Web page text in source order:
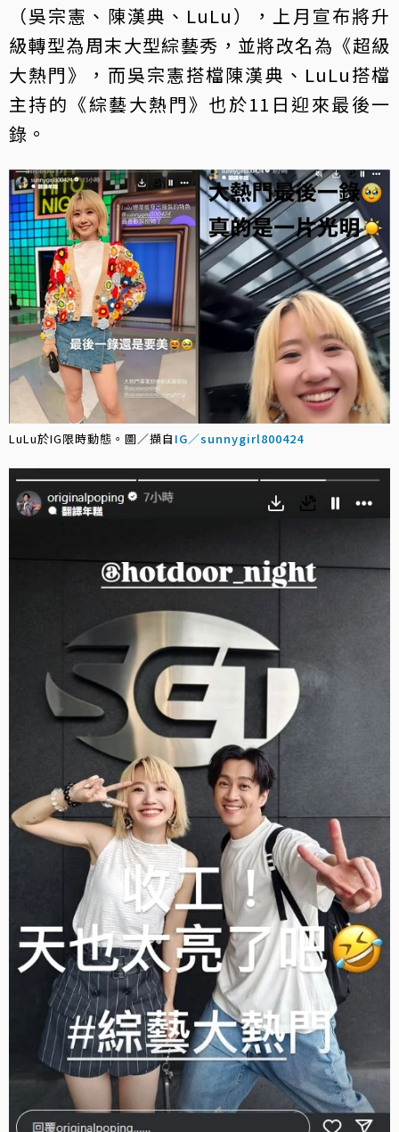
（吳宗憲、陳漢典、LuLu），上月宣布將升
級轉型為周末大型綜藝秀，並將改名為《超級
大熱門》，而吳宗憲搭檔陳漢典、LuLu搭檔
主持的《綜藝大熱門》也於11日迎來最後一
錄。
LuLu於IG限時動態。圖／擷自 IG／sunnygirl800424